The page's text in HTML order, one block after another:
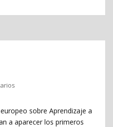
sobre Aprendizaje a
a aparecer los primeros